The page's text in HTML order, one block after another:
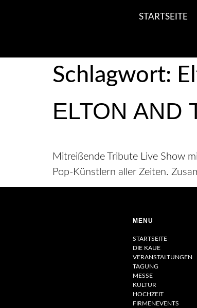
STARTSEITE
Schlagwort:
ELTON AND
Mitreißende Tribute Live Show
Pop-Künstlern aller Zeiten.
MENU
STARTSEITE
DIE KAUE
VERANSTALTUNGEN
TAGUNG
MESSE
KULTUR
HOCHZEIT
FIRMENEVENTS